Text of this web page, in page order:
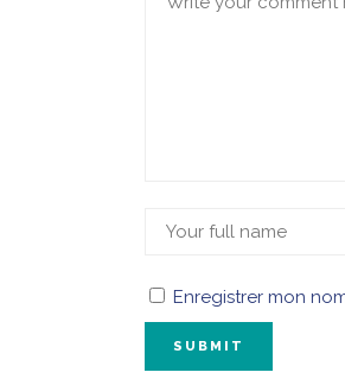
Enregistrer mon